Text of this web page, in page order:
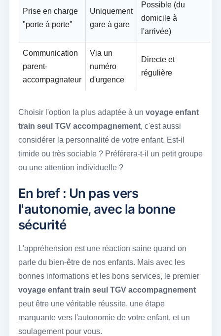
Prise en charge
"porte à porte"
Uniquement
gare à gare
Possible (du
domicile à
l'arrivée)
Communication
parent-
accompagnateur
Via un
numéro
d'urgence
Directe et
régulière
Choisir l'option la plus adaptée à un voyage enfant
train seul TGV accompagnement, c'est aussi
considérer la personnalité de votre enfant. Est-il
timide ou très sociable ? Préférera-t-il un petit groupe
ou une attention individuelle ?
En bref : Un pas vers
l'autonomie, avec la bonne
sécurité
L'appréhension est une réaction saine quand on
parle du bien-être de nos enfants. Mais avec les
bonnes informations et les bons services, le premier
voyage enfant train seul TGV accompagnement
peut être une véritable réussite, une étape
marquante vers l'autonomie de votre enfant, et un
soulagement pour vous.